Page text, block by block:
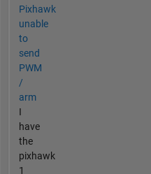
Pixhawk
unable
to
send
PWM
/
arm
I
have
the
pixhawk
1